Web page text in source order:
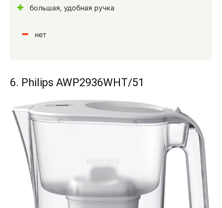
большая, удобная ручка
нет
6. Philips AWP2936WHT/51